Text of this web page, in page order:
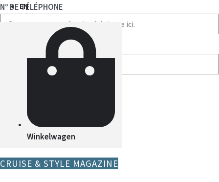
EN
Winkelwagen
CRUISE & STYLE MAGAZINE
N° DE TÉLÉPHONE